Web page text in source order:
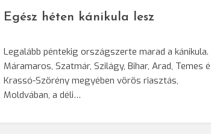
Egész héten kánikula lesz
Legalább péntekig országszerte marad a kánikula.
Máramaros, Szatmár, Szilágy, Bihar, Arad, Temes
Krassó-Szörény megyében vörös riasztás,
Moldvában, a déli…